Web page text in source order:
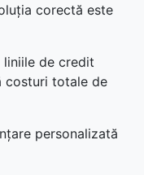
corectă este
liniile de credit
costuri totale de
personalizată